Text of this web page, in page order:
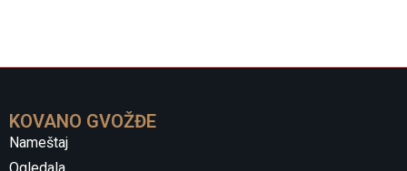
KOVANO GVOŽĐE
Nameštaj